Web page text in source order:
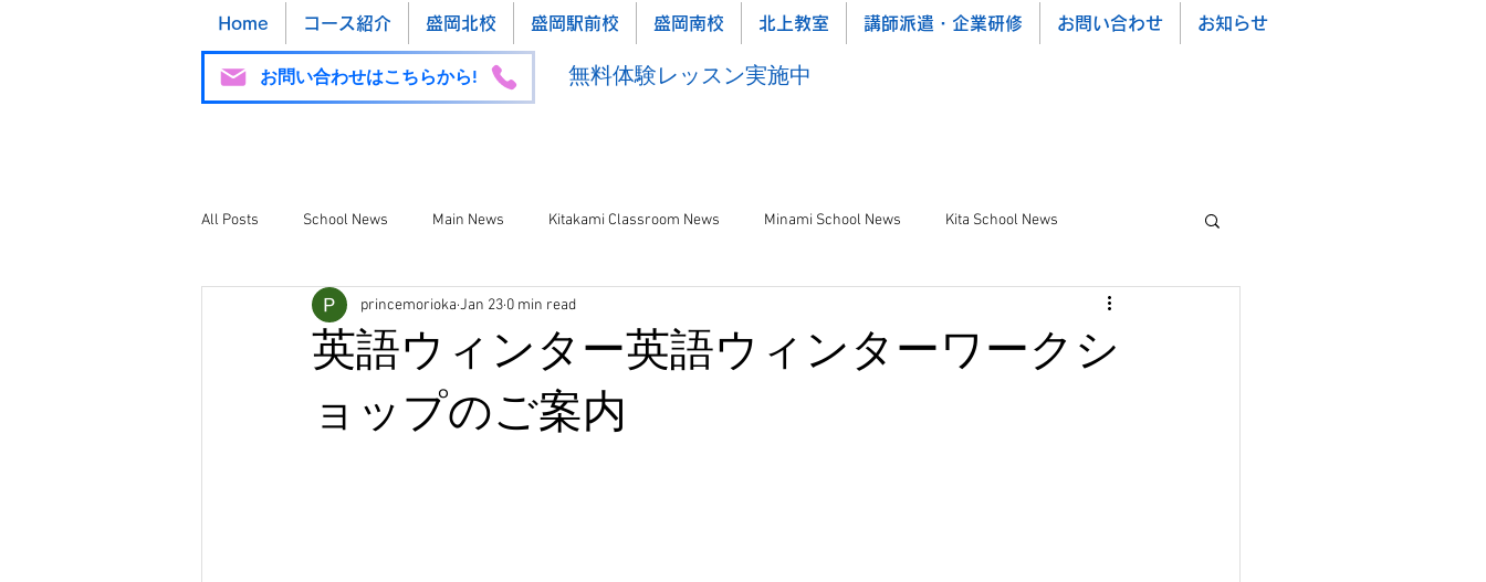
Home コース紹介 盛岡北校 盛岡駅前校 盛岡南校 北上教室 講師派遣・企業研修 お問い合わせ お知らせ
お問い合わせはこちらから! 無料体験レッスン実施中
All Posts School News Main News Kitakami Classroom News Minami School News Kita School News
Ekimae School News
英語ウィンター英語ウィンターワークシ
ョップのご案内
princemorioka Jan 23 0 min read